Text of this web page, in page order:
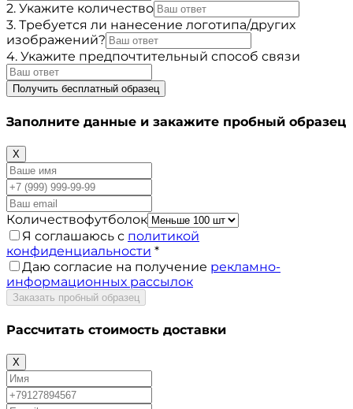
2. Укажите количество
3. Требуется ли нанесение логотипа/других
изображений?
4. Укажите предпочтительный способ связи
Получить бесплатный образец
Заполните данные и закажите пробный образец
X
Количествофутболок
Я соглашаюсь с политикой
конфиденциальности *
Даю согласие на получение рекламно-
информационных рассылок
Заказать пробный образец
Рассчитать стоимость доставки
X